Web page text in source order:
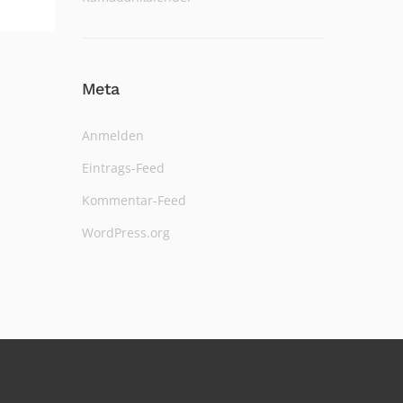
Meta
Anmelden
Eintrags-Feed
Kommentar-Feed
WordPress.org